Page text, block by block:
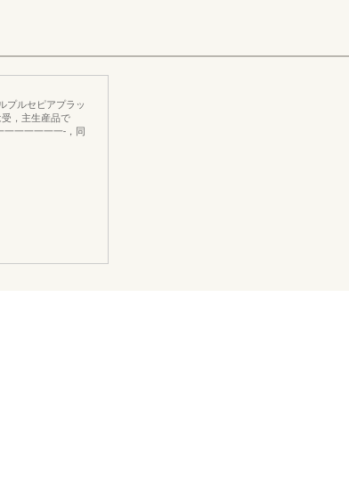
プルセピアプラッ
，主生産品で
一一一一一-，同